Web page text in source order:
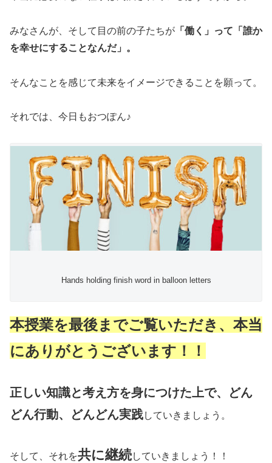
みなさんが、そして目の前の子たちが 「働く」って「誰か
を幸せにすることなんだ」。
そんなことを感じて未来をイメージできることを願って。
それでは、今日もおつぽん♪
Hands holding finish word in balloon letters
本授業を最後までご覧いただき、本当
にありがとうございます！！
正しい知識と考え方を身につけた上で、どん
どん行動、どんどん実践していきましょう。
そして、それを共に継続していきましょう！！